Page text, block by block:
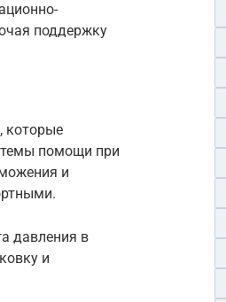
поддержку
которые
помощи при
и
давления в
и